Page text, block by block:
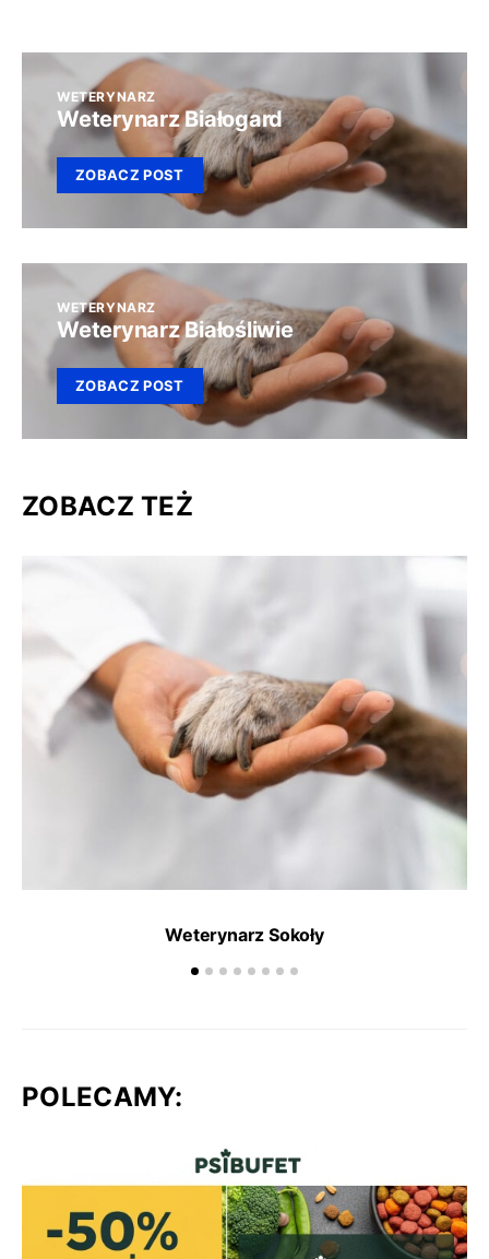
WETERYNARZ
Weterynarz Białogard
ZOBACZ POST
WETERYNARZ
Weterynarz Białośliwie
ZOBACZ POST
ZOBACZ TEŻ
Weterynarz Sokoły
POLECAMY: